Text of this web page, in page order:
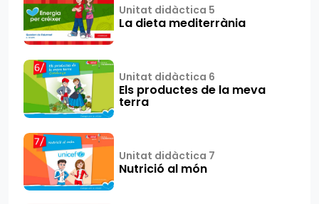
Unitat didàctica 5
La dieta mediterrània
Unitat didàctica 6
Els productes de la meva
terra
Unitat didàctica 7
Nutrició al món